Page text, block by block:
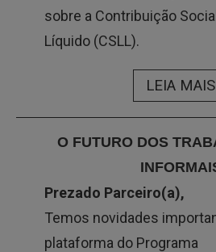
sobre a Contribuição
Líquido (CSLL).
LEIA MAIS
O FUTURO DOS
Prezado Parceiro(a),
Temos novidades
plataforma do Programa